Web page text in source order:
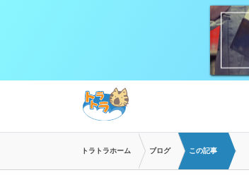
トラトラホーム ブログ この記事